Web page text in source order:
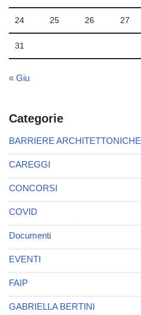
24 25 26 27
31
« Giu
Categorie
BARRIERE ARCHITETTONICHE
CAREGGI
CONCORSI
COVID
Documenti
EVENTI
FAIP
GABRIELLA BERTINI